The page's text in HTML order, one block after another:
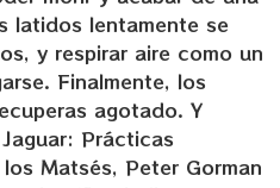
latidos lentamente se
y respirar aire como un
Finalmente, los
agotado. Y
Prácticas
Matsés, Peter Gorman